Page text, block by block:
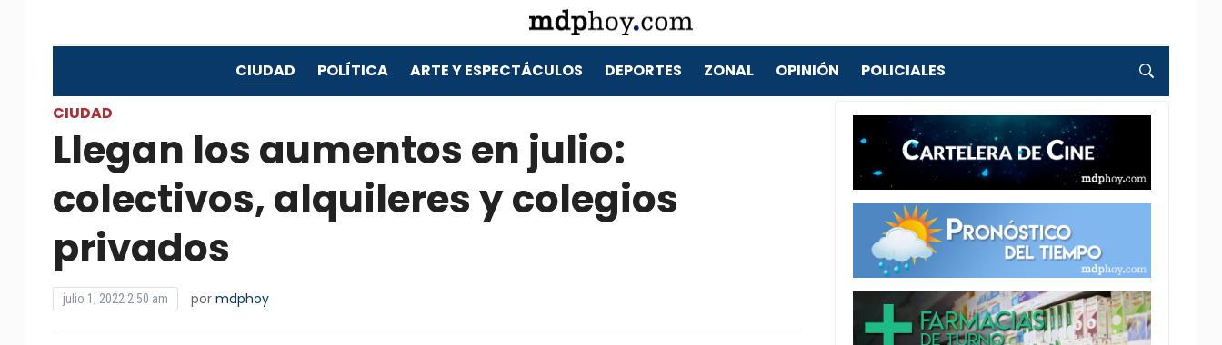
CIUDAD POLÍTICA ARTE Y ESPECTÁCULOS DEPORTES ZONAL OPINIÓN POLICIALES
CIUDAD
Llegan los aumentos en julio:
colectivos, alquileres y colegios
privados
julio 1, 2022 2:50 am por mdphoy